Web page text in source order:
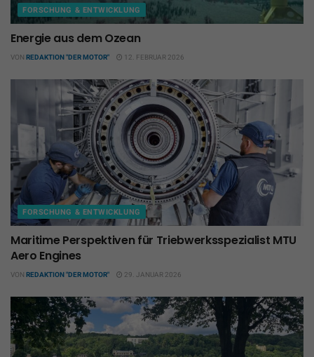
FORSCHUNG & ENTWICKLUNG
Energie aus dem Ozean
VON REDAKTION "DER MOTOR" 12. FEBRUAR 2026
FORSCHUNG & ENTWICKLUNG
Maritime Perspektiven für Triebwerksspezialist MTU
Aero Engines
VON REDAKTION "DER MOTOR" 29. JANUAR 2026